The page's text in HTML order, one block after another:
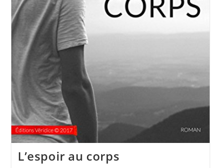
L’espoir au corps